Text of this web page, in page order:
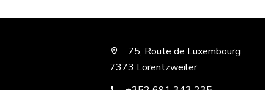
75, Route de Luxembourg
7373 Lorentzweiler